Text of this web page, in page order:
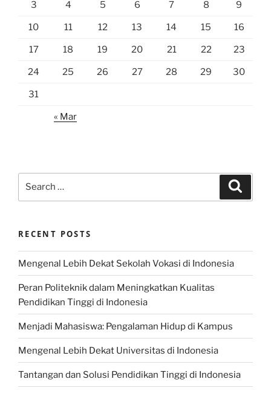
3 4 5 6 7 8 9
10 11 12 13 14 15 16
17 18 19 20 21 22 23
24 25 26 27 28 29 30
31
« Mar
RECENT POSTS
Mengenal Lebih Dekat Sekolah Vokasi di Indonesia
Peran Politeknik dalam Meningkatkan Kualitas
Pendidikan Tinggi di Indonesia
Menjadi Mahasiswa: Pengalaman Hidup di Kampus
Mengenal Lebih Dekat Universitas di Indonesia
Tantangan dan Solusi Pendidikan Tinggi di Indonesia